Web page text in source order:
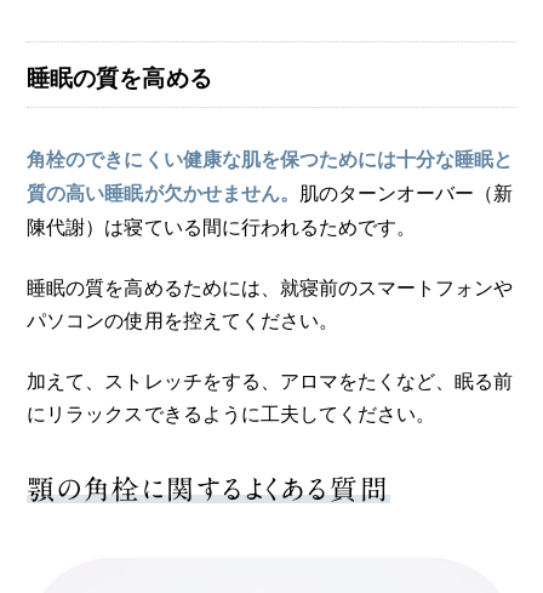
睡眠の質を高める
角栓のできにくい健康な肌を保つためには十分な睡眠と
質の高い睡眠が欠かせません。 肌のターンオーバー（新
陳代謝）は寝ている間に行われるためです。
睡眠の質を高めるためには、就寝前のスマートフォンや
パソコンの使用を控えてください。
加えて、ストレッチをする、アロマをたくなど、眠る前
にリラックスできるように工夫してください。
顎の角栓に関するよくある質問